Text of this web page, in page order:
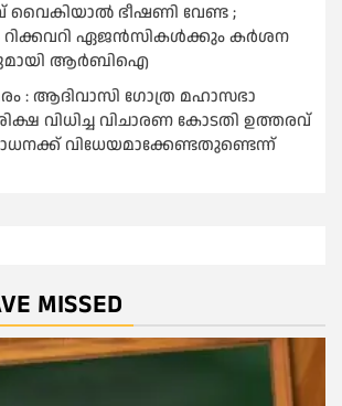
വൈകിയാല്‍ ഭീഷണി വേണ്ട ;
ഏജൻസികള്‍ക്കും കര്‍ശന
ആര്‍ബിഐ
: ആദിവാസി ഗോത്ര മഹാസഭാ
വിധിച്ച വിചാരണ കോടതി ഉത്തരവ്
വിധേയമാക്കേണ്ടതുണ്ടെന്ന്
MISSED